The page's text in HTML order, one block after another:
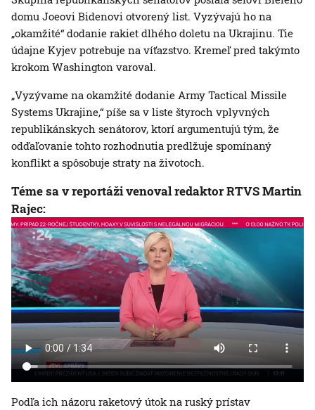
domu Joeovi Bidenovi otvorený list. Vyzývajú ho na
„okamžité“ dodanie rakiet dlhého doletu na Ukrajinu. Tie
údajne Kyjev potrebuje na víťazstvo. Kremeľ pred takýmto
krokom Washington varoval.
„Vyzývame na okamžité dodanie Army Tactical Missile
Systems Ukrajine,“ píše sa v liste štyroch vplyvných
republikánskych senátorov, ktorí argumentujú tým, že
odďaľovanie tohto rozhodnutia predlžuje spomínaný
konflikt a spôsobuje straty na životoch.
Téme sa v reportáži venoval redaktor RTVS Martin
Rajec:
Podľa ich názoru raketový útok na ruský prístav